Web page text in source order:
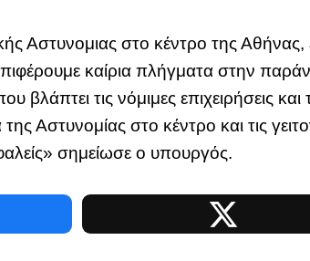
Αστυνομιας στο κέντρο της Αθήνας,
καίρια πλήγματα στην
τις νόμιμες επιχειρήσεις και
Αστυνομίας στο κέντρο και τις
σημείωσε ο υπουργός.